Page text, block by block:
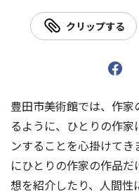
クリップする
豊田市美術館では、作
るように、ひとりの作
ンすることを心掛けて
にひとりの作家の作品
想を紹介したり、人間性